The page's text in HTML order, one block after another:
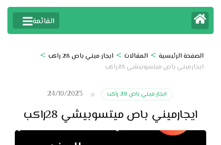
القائمة
الصفحة الرئيسية > المقالات > ايجار ميني باص 28 راكب >
ايجارميني باص ميتسوبيشي 28راكب
ايجار ميني باص 28 راكب 24/10/2023
ايجارميني باص ميتسوبيشي 28راكب